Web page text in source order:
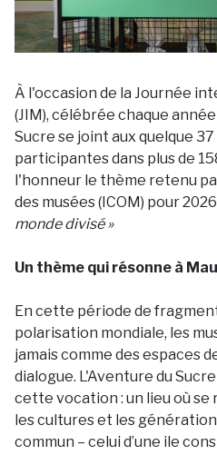
À l'occasion de la Journée
(JIM), célébrée chaque
Sucre se joint aux quelque
participantes dans plus de
l'honneur le thème retenu
des musées (ICOM) pour 2026
monde divisé »
Un thème qui résonne à
En cette période de
polarisation mondiale, les
jamais comme des espaces
dialogue. L'Aventure du
cette vocation : un lieu où
les cultures et les
commun – celui d’une ile